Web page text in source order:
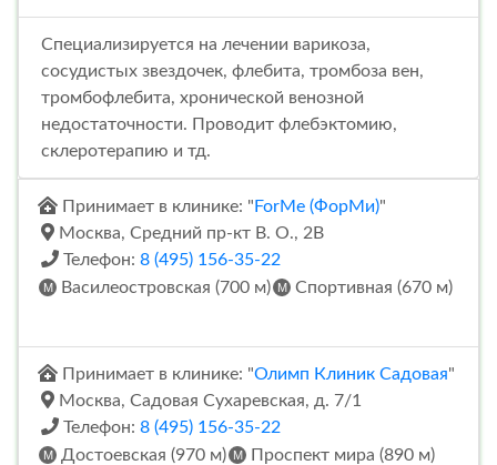
Специализируется на лечении варикоза,
сосудистых звездочек, флебита, тромбоза вен,
тромбофлебита, хронической венозной
недостаточности. Проводит флебэктомию,
склеротерапию и тд.
Принимает в клинике: " ForMe (ФорМи)"
Москва, Средний пр-кт В. О., 2В
Телефон: 8 (495) 156-35-22
Василеостровская (700 м)
Спортивная (670 м)
Принимает в клинике: "Олимп Клиник Садовая"
Москва, Садовая Сухаревская, д. 7/1
Телефон: 8 (495) 156-35-22
Достоевская (970 м)
Проспект мира (890 м)